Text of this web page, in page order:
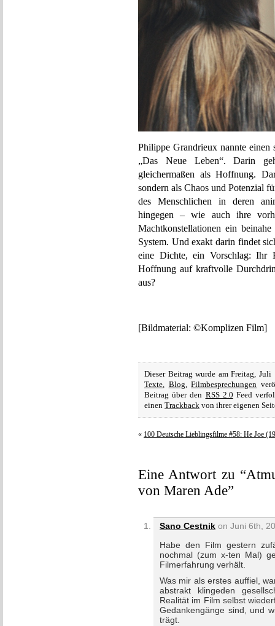
Philippe Grandrieux nannte
„Das Neue Leben“. Darin
gleichermaßen als Hoffnung.
sondern als Chaos und Potenzial
des Menschlichen in deren
hingegen – wie auch ihre
Machtkonstellationen ein
System. Und exakt darin findet
eine Dichte, ein Vorschlag: Ihr
Hoffnung auf kraftvolle
aus?
[Bildmaterial: ©Komplizen Film]
Dieser Beitrag wurde am Freitag,
Texte, Blog,Filmbesprechungen
Beitrag über den RSS 2.0 Feed
einen Trackback von ihrer eigenen
« 100 Deutsche Lieblingsfilme #58: He Joe
Eine Antwort zu
von Maren Ade”
Sano Cestnik on Juni 6th,
Habe den Film gestern
nochmal (zum x-ten Mal)
Filmerfahrung verhält.
Was mir als erstes auffiel,
abstrakt klingeden
Realität im Film selbst
Gedankengänge sind, und
trägt.